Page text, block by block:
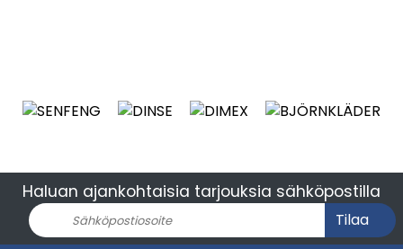
Haluan ajankohtaisia tarjouksia sähköpostilla
Tilaa